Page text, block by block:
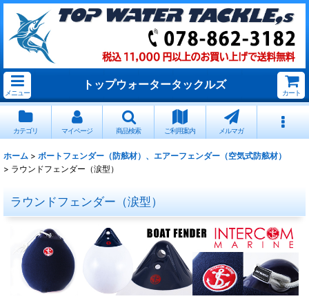
メニュー
トップウォータータックルズ
カート
カテゴリ マイページ 商品検索 ご利用案内 メルマガ
ホーム > ボートフェンダー（防舷材）、エアーフェンダー（空気式防舷材）
> ラウンドフェンダー（涙型）
ラウンドフェンダー（涙型）